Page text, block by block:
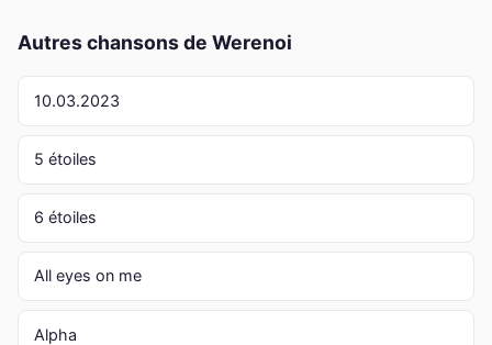
Autres chansons de Werenoi
10.03.2023
5 étoiles
6 étoiles
All eyes on me
Alpha